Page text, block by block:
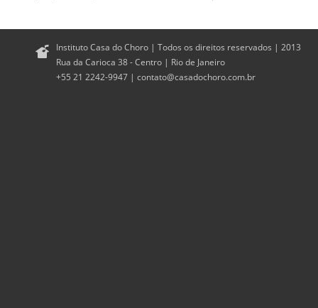
Instituto Casa do Choro | Todos os direitos reservados | 2013
Rua da Carioca 38 - Centro | Rio de Janeiro
+55 21 2242-9947 | contato@casadochoro.com.br